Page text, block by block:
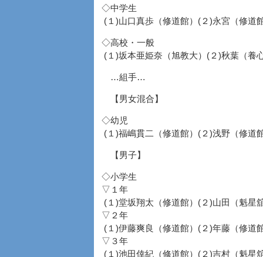
◇中学生
(１)山口真歩（修道館）(２)永宮（修道
◇高校・一般
(１)坂本亜姫奈（旭教大）(２)秋葉（養
…組手…
【男女混合】
◇幼児
(１)福嶋貫二（修道館）(２)浅野（修道
【男子】
◇小学生
▽１年
(１)堂坂翔太（修道館）(２)山田（魁星
▽２年
(１)伊藤爽良（修道館）(２)年藤（修道
▽３年
(１)池田倖紀（修道館）(２)吉村（魁星